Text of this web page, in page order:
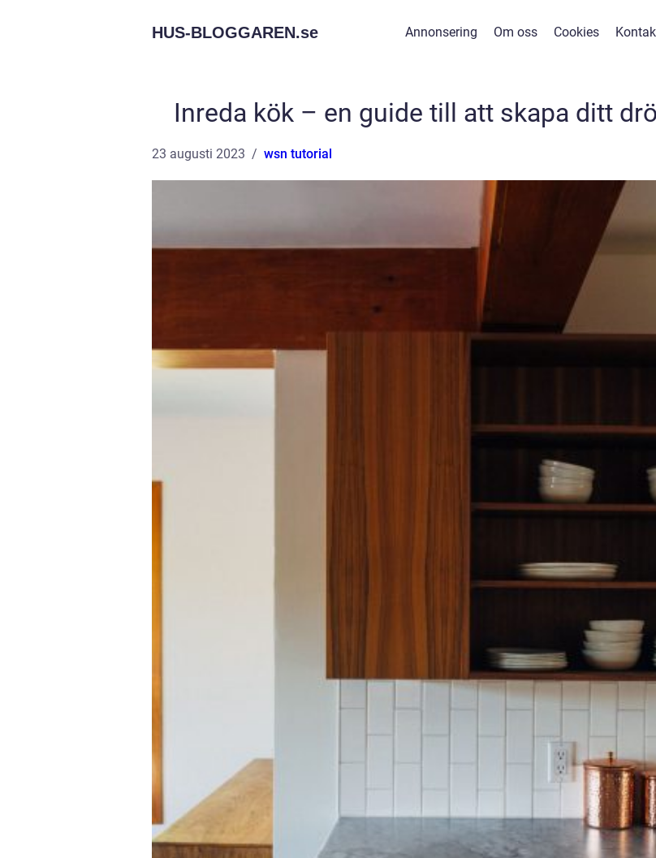
HUS-BLOGGAREN.se Annonsering Om oss Cookies
Inreda kök – en guide till att skapa ditt
23 augusti 2023 wsn tutorial